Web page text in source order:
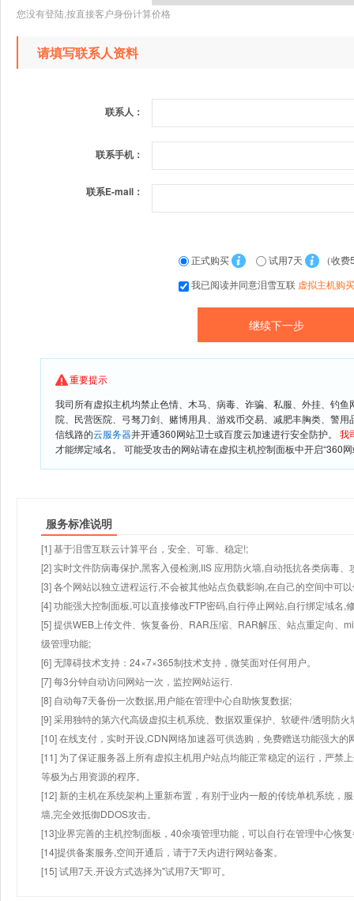
您没有登陆,按直接客户身份计算价格
请填写联系人资料
联系人：
联系手机：
联系E-mail：
正式购买 试用7天
（收费
我已阅读并同意泪雪互联 虚拟主机购
重要提示
我司所有虚拟主机均禁止色情、木马、病毒、诈骗、私服、外挂、钓
院、民营医院、弓驽刀剑、赌博用具、游戏币交易、减肥丰胸类、警
信线路的云服务器并开通360网站卫士或百度云加速进行安全防护。 我
才能绑定域名。 可能受攻击的网站请在虚拟主机控制面板中开启“360
服务标准说明
[1] 基于泪雪互联云计算平台，安全、可靠、稳定!;
[2] 实时文件防病毒保护,黑客入侵检测,IIS 应用防火墙,自动抵抗各类病毒、
[3] 各个网站以独立进程运行,不会被其他站点负载影响,在自己的空间中可
[4] 功能强大控制面板,可以直接修改FTP密码,自行停止网站,自行绑定域名,
[5] 提供WEB上传文件、恢复备份、RAR压缩、RAR解压、站点重定向、
级管理功能;
[6] 无障碍技术支持：24×7×365制技术支持，微笑面对任何用户。
[7] 每3分钟自动访问网站一次，监控网站运行.
[8] 自动每7天备份一次数据,用户能在管理中心自助恢复数据;
[9] 采用独特的第六代高级虚拟主机系统、数据双重保护、软硬件/透明防火
[10] 在线支付，实时开设,CDN网络加速器可供选购，免费赠送功能强大
[11] 为了保证服务器上所有虚拟主机用户站点均能正常稳定的运行，严禁
等极为占用资源的程序。
[12] 新的主机在系统架构上重新布置，有别于业内一般的传统单机系统，
墙,完全效抵御DDOS攻击。
[13]业界完善的主机控制面板，40余项管理功能，可以自行在管理中心恢
[14]提供备案服务,空间开通后，请于7天内进行网站备案。
[15] 试用7天.开设方式选择为"试用7天"即可。